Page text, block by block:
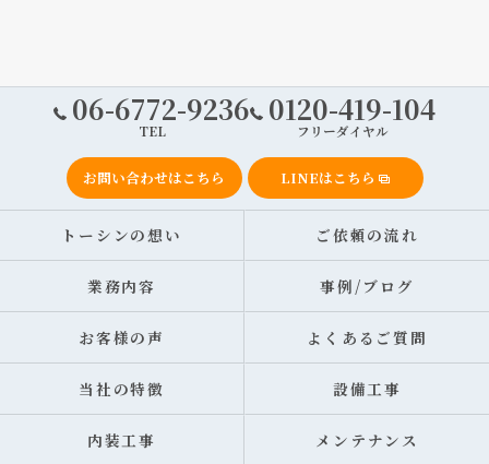
06-6772-9236
TEL
0120-419-104
フリーダイヤル
お問い合わせはこちら LINEはこちら
トーシンの想い ご依頼の流れ
業務内容 事例/ブログ
お客様の声 よくあるご質問
当社の特徴 設備工事
内装工事 メンテナンス